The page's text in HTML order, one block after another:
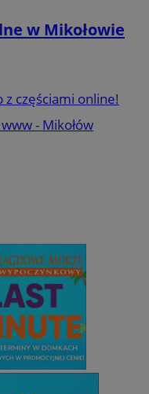
w Mikołowie
z częściami online!
- Mikołów